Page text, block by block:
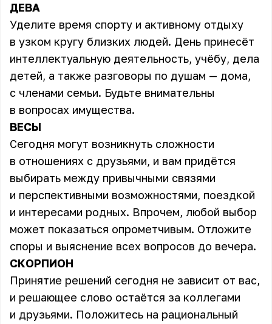
ДЕВА
Уделите время спорту и активному отдыху
в узком кругу близких людей. День принесёт
интеллектуальную деятельность, учёбу, дела
детей, а также разговоры по душам — дома,
с членами семьи. Будьте внимательны
в вопросах имущества.
ВЕСЫ
Сегодня могут возникнуть сложности
в отношениях с друзьями, и вам придётся
выбирать между привычными связями
и перспективными возможностями, поездкой
и интересами родных. Впрочем, любой выбор
может показаться опрометчивым. Отложите
споры и выяснение всех вопросов до вечера.
СКОРПИОН
Принятие решений сегодня не зависит от вас,
и решающее слово остаётся за коллегами
и друзьями. Положитесь на рациональный